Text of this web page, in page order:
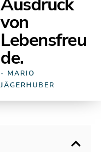
Ausdruck
von
Lebensfreu
de.
- MARIO
JÄGERHUBER